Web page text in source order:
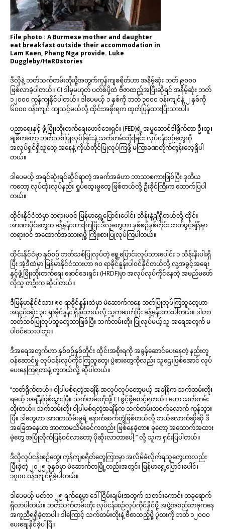
File photo : A Burmese mother and daughter
eat breakfast outside their accommodation in
Lam Kaen, Phang Nga provide. Luke
Duggleby/HaRDstories
ဒီလိုနဲ့ ဘတ်သက်တမ်းတိုးဖို့အတွက်ကုန်ကျစရိတ်ဟာ အနိမ့်ဆုံး ဘတ် ၉၀၀၀
ဖြစ်လာခဲ့ပါတယ်။ CI ဒါမှမဟုတ် ပတ်စ်ပို့ထဲ ဗီဇာထည့်အပြီးဆိုရင် အနိမ့်ဆုံး ဘတ်
၁၂၀၀၀ ကုန်ကျနိုင်ပါတယ်။ ဒါပေမယ့် ၁ နှစ်ကို ဘတ် ၃၀၀၀ ဝန်းကျင်နဲ့ ၂ နှစ်ကို
၆၀၀၀ ဝန်းကျင် ကျသင့်မယ်လို့ ထိုင်းအစိုးရက ထုတ်ပြန်ထားပြီးသားပါ။
ပညာရေးနှင့် ဖွံ့ဖြိုးတိုးတက်ရေးဖောင်ဒေးရှင်း (FED)ရဲ့ အမှုဆောင်ဒါရိုက်တာ ဦးထူး
ချစ်ကတော့ ဘတ်သစ်ပြုလုပ်ခြင်းနဲ့ သက်တမ်းတိုးခြင်း လုပ်ငန်းစဉ်တွေကို
အလုပ်ရှင်ရှိသူတွေ အနေနဲ့ ကိုယ်တိုင်ပြုလုပ်ကြဖို့ မကြာခဏတိုက်တွန်းလေ့ရှိပါ
တယ်။
ဒါပေမယ့် အရင်ဆုံးရင်ဆိုင်ရာတဲ့ အခက်အခဲဟာ ဘာသာစကားဖြစ်ပြီး ဒုတိယ
ကတော့ လုပ်ထုံးလုပ်နည်း ရှုပ်ထွေးမှုတွေ ဖြစ်တယ်လို့ ဦးခိုင်ကြီးက ထောက်ပြပါ
တယ်။
ထိုင်းနိုင်ငံထဲမှာ တရားမဝင် မြန်မာရွေ့ပြောင်းပေါင်း သိန်းနဲ့ချီရှိတယ်လို့ ထိုင်း
အာဏာပိုင်တွေက ခန့်မှန်းထားကြပြီး ဒီလူတွေဟာ နှစ်စဉ်နှစ်တိုင်း ဘတ်ဖွင့်ချိန်မှာ
တရားဝင် အထောက်အထားရဖို့ ကြိုးစားပြုလုပ်ကြပါတယ်။
ထိုင်းနိုင်ငံမှာ နှစ်စဉ် ဘတ်သစ်ပြုလုပ်တဲ့ ရွေ့ပြောင်းလုပ်သားပေါင်း ၁ သိန်းနီးပါးရှိ
ပြီး အဲ့ဒီထဲမှာ မြန်မာနိုင်ငံသားဟာ ၈၀ ရာခိုင်နူန်းပါဝင်နိုင်တယ်လို့ လူ့အခွင့်အရေး
နှင့်ဖွံ့ဖြိုးတိုးတက်ရေး ဖောင်ဒေးရှင်း (HRDF)မှာ အလုပ်လုပ်ကိုင်နေတဲ့ အမည်မဖော်
လိုသူ တဦးက ဆိုပါတယ်။
ဒီမြန်မာနိုင်ငံသား ၈၀ ရာခိုင်နူန်းထဲမှာ မဲဆောက်ကနေ ဘတ်ပြုလုပ်ကြသူတွေဟာ
အနည်းဆုံး ၃၀ ရာခိုင်နူန်း ရှိနိုင်တယ်လို့ သူကဆက်ပြီး ခန့်မှန်းထားပါတယ်။ ဒါဟာ
ဘတ်သစ်ပြုလုပ်သူတွေသာဖြစ်ပြီး သက်တမ်းတိုး ပြုလုပ်မယ့်သူ အရေအတွက် မ
ပါဝင်သေးပါဘူး။
ဒီအရေအတွက်ဟာ နှစ်စဉ်နှစ်တိုင်း ထိုင်းအစိုးရကို အခွန်ဆောင်ပေးနေတဲ့ နည်းတူ
ဝန်ဆောင်မှု လုပ်ငန်းလုပ်ကိုင်ကြသူတွေ၊ ပွဲစားတွေကိုလည်း သူဌေးဖြစ်အောင် လုပ်
ပေးနေကြရတာနဲ့ တူတယ်လို့ ဆိုပါတယ်။
“ဘတ်ရိုက်တယ်။ ဝါ့ပါမစ်ရတဲ့အချိန် အလုပ်လုပ်တော့မယ့် အချိန်က သက်တမ်းတိုး
ရမယ့် အချိန်ဖြစ်သွားပြီ။ သက်တမ်းတိုးဖို့ CI ဖွင့်ဖို့စောင့်ရတယ်။ ဟော သက်တမ်း
တိုးတယ်။ သက်တမ်းတိုး ဝါ့ပါမစ်ရတဲ့အချိန်က သက်တမ်းတဝက်လောက် ကုန်သွား
ပြီ။ ဒါတွေဟာ အာဏာသိမ်းမှုရဲ့ နောက်ဆက်တွဲဖြစ်တယ်လို့ ဘယ်လောက်ဆိုဆို ဒီ
အခြေအနေဟာ အာဏာမသိမ်းခင်ကတည်း ဖြစ်နေခဲ့တာ။ ခုတော့ အထောက်အထား
မဲ့တွေ အပြုံလိုက်ပြန်ဝင်လာတော့ ပိုဆိုးလာတာပေါ့ ” လို့ သူက ရှင်းပြပါတယ်။
ဒီလိုလုပ်ငန်းစဉ်တွေ၊ ကုန်ကျစရိတ်တွေကြားမှာ အလိမ်ခံလိုက်ရသူတွေဟာလည်း
ပြီးခဲ့တဲ့ ၂၀၂၅ ခုနှစ်မှာ မဲဆောက်တမြို့တည်းအတွင်း မြန်မာရွေ့ပြောင်းပေါင်း
၁၇၀၀ ဝန်းကျင်ရှိခဲ့ပါတယ်။
ဒါပေမယ့် မတ်လ ၂၅ ရက်နေ့မှာ ဒေါ်ငြိမ်းချမ်းအတွက် သတင်းကောင်း တခုရောက်
ရှိလာပါတယ်။ ဘတ်သက်တမ်းတိုး လုပ်ငန်းစဉ်လုပ်ကိုင်နိုင်ဖို့ အဖွဲ့အစည်းတခုကနေ
အကူညီရရှိခဲ့တာပါ။ ဒါကြောင့် သက်တမ်းတိုးနဲ့ ဗီဇာထည့်ဖို့ ပွဲစားကို ဘတ် ၁၂၀၀၀
ပေးချေနိုင်ခဲ့ပါပြီ။